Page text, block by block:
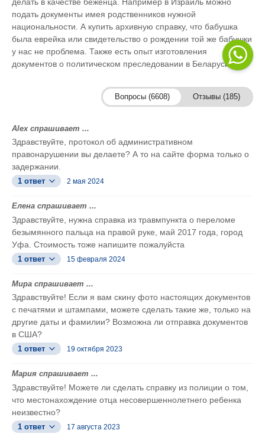
подать документы имея родственников нужной
национальности. А купить архивную справку, что бабушка
была еврейка или свидетельство о рождении той же бабушки
у нас не проблема. Также есть опыт изготовления
документов о политическом преследовании в Беларуси.
Вопросы (6608) Отзывы (185)
Alex спрашивает ...
Здравствуйте, протокол об административном
правонарушении вы делаете? А то на сайте форма только о
задержании.
1 ответ 2 мая 2024
Елена спрашивает ...
Здравствуйте, нужна справка из травмпункта о переломе
безымянного пальца на правой руке, май 2017 года, город
Уфа. Стоимость тоже напишите пожалуйста
1 ответ 15 февраля 2024
Мира спрашивает ...
Здравствуйте! Если я вам скину фото настоящих документов
с печатями и штампами, можете сделать такие же, только на
другие даты и фамилии? Возможна ли отправка документов
в США?
1 ответ 19 октября 2023
Мария спрашивает ...
Здравствуйте! Можете ли сделать справку из полиции о том,
что местонахождение отца несовершеннолетнего ребенка
неизвестно?
1 ответ 17 августа 2023